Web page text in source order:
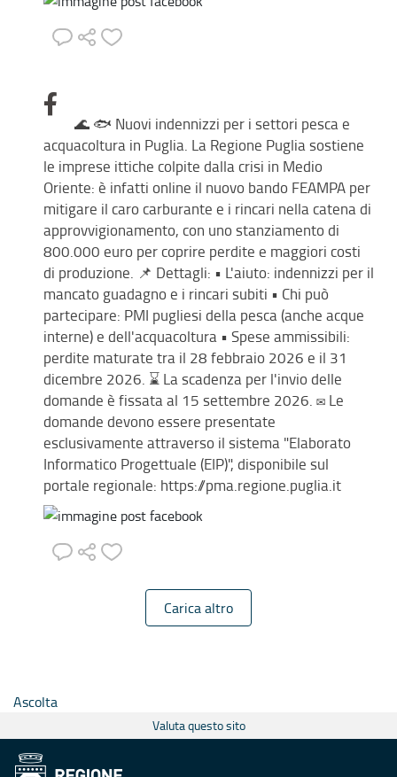
🌊 🐟 Nuovi indennizzi per i settori pesca e
acquacoltura in Puglia. La Regione Puglia sostiene
le imprese ittiche colpite dalla crisi in Medio
Oriente: è infatti online il nuovo bando FEAMPA per
mitigare il caro carburante e i rincari nella catena di
approvvigionamento, con uno stanziamento di
800.000 euro per coprire perdite e maggiori costi
di produzione. 📌 Dettagli: • L'aiuto: indennizzi per il
mancato guadagno e i rincari subiti • Chi può
partecipare: PMI pugliesi della pesca (anche acque
interne) e dell'acquacoltura • Spese ammissibili:
perdite maturate tra il 28 febbraio 2026 e il 31
dicembre 2026. ⌛ La scadenza per l'invio delle
domande è fissata al 15 settembre 2026. ✉️ Le
domande devono essere presentate
esclusivamente attraverso il sistema "Elaborato
Informatico Progettuale (EIP)", disponibile sul
portale regionale: https://pma.regione.puglia.it
Carica altro
Ascolta
Valuta questo sito